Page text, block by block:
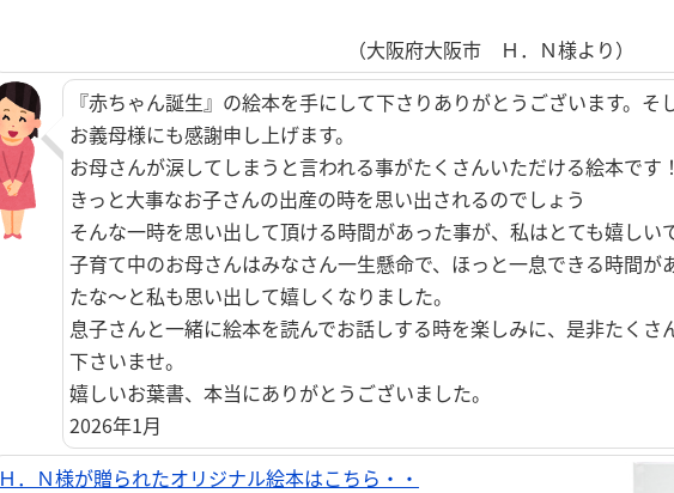
（大阪府大阪市 Ｈ．Ｎ様より）
『赤ちゃん誕生』の絵本を手にして下さりありがとうございます。そ
お義母様にも感謝申し上げます。
お母さんが涙してしまうと言われる事がたくさんいただける絵本です！
きっと大事なお子さんの出産の時を思い出されるのでしょう
そんな一時を思い出して頂ける時間があった事が、私はとても嬉しいで
子育て中のお母さんはみなさん一生懸命で、ほっと一息できる時間が
たな～と私も思い出して嬉しくなりました。
息子さんと一緒に絵本を読んでお話しする時を楽しみに、是非たくさ
下さいませ。
嬉しいお葉書、本当にありがとうございました。
2026年1月
Ｈ．Ｎ様が贈られたオリジナル絵本はこちら・・